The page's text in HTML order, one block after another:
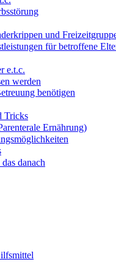
und
für betroffene
e.t.c.
werden
benötigen
Tricks
Ernährung)
danach